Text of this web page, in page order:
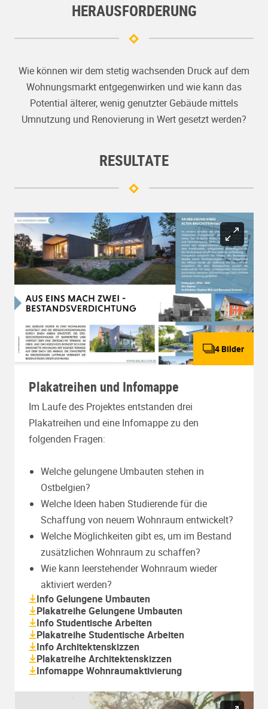
HERAUSFORDERUNG
Wie können wir dem stetig wachsenden Druck auf dem
Wohnungsmarkt entgegenwirken und wie kann das
Potential älterer, wenig genutzter Gebäude mittels
Umnutzung und Renovierung in Wert gesetzt werden?
RESULTATE
4 Bilder
Plakatreihen und Infomappe
Im Laufe des Projektes entstanden drei
Plakatreihen und eine Infomappe zu den
folgenden Fragen:
Welche gelungene Umbauten stehen in
Ostbelgien?
Welche Ideen haben Studierende für die
Schaffung von neuem Wohnraum entwickelt?
Welche Möglichkeiten gibt es, um im Bestand
zusätzlichen Wohnraum zu schaffen?
Wie kann leerstehender Wohnraum wieder
aktiviert werden?
Info Gelungene Umbauten
Plakatreihe Gelungene Umbauten
Info Studentische Arbeiten
Plakatreihe Studentische Arbeiten
Info Architektenskizzen
Plakatreihe Architektenskizzen
Infomappe Wohnraumaktivierung